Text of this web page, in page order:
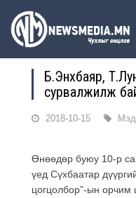
Б.Энхбаяр,
сурвалжилж
2018-10-15
Өнөөдөр буюу 10-р
үед Сүхбаатар
цогцолбор”-ын орчим